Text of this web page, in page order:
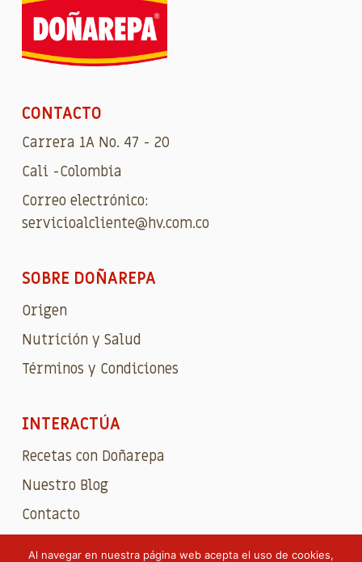
CONTACTO
Carrera 1A No. 47 - 20
Cali -Colombia
Correo electrónico:
servicioalcliente@hv.com.co
SOBRE DOÑAREPA
Origen
Nutrición y Salud
Términos y Condiciones
INTERACTÚA
Recetas con Doñarepa
Nuestro Blog
Contacto
Al navegar en nuestra página web acepta el uso de cookies,